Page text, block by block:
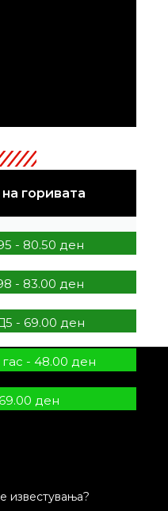
горивата
- 80.50 ден
- 83.00 ден
- 69.00 ден
- 48.00 ден
ден
известувања?